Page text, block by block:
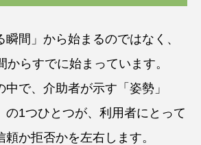
間」から始まるのではなく、
からすでに始まっています。
で、介助者が示す「姿勢」
の1つひとつが、利用者にとって
か拒否かを左右します。